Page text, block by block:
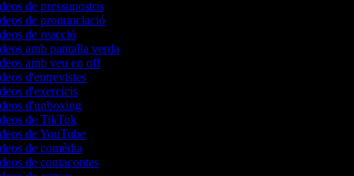
de pressupostos
de pronunciació
de reacció
amb pantalla verda
amb veu en off
d'entrevistes
d'exercicis
d'unboxing
de TikTok
de YouTube
de comèdia
de contacontes